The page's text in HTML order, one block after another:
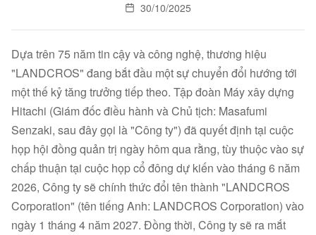
30/10/2025
Dựa trên 75 năm tin cậy và công nghệ, thương hiệu
"LANDCROS" đang bắt đầu một sự chuyển đổi hướng tới
một thế kỷ tăng trưởng tiếp theo. Tập đoàn Máy xây dựng
Hitachi (Giám đốc điều hành và Chủ tịch: Masafumi
Senzaki, sau đây gọi là "Công ty") đã quyết định tại cuộc
họp hội đồng quản trị ngày hôm qua rằng, tùy thuộc vào sự
chấp thuận tại cuộc họp cổ đông dự kiến vào tháng 6 năm
2026, Công ty sẽ chính thức đổi tên thành "LANDCROS
Corporation" (tên tiếng Anh: LANDCROS Corporation) vào
ngày 1 tháng 4 năm 2027. Đồng thời, Công ty sẽ ra mắt